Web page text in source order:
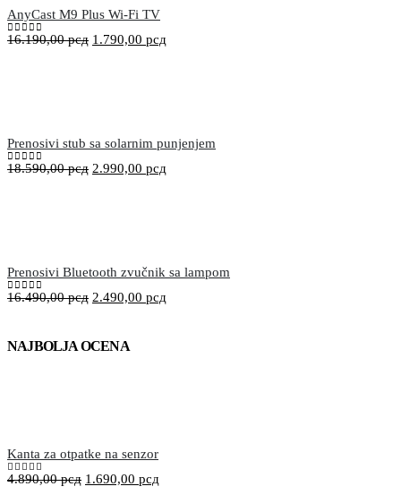
AnyCast M9 Plus Wi-Fi TV
0out of 5
16.190,00рсд 1.790,00 рсд
Prenosivi stub sa solarnim punjenjem
0out of 5
18.590,00рсд 2.990,00 рсд
Prenosivi Bluetooth zvučnik sa lampom
0out of 5
16.490,00рсд 2.490,00 рсд
NAJBOLJA OCENA
Kanta za otpatke na senzor
5.00out of 5
4.890,00рсд 1.690,00 рсд